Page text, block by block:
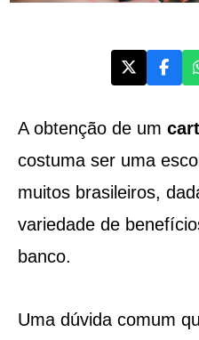
A obtenção de um
costuma ser uma
muitos brasileiros,
variedade de
banco.
Uma dúvida comum